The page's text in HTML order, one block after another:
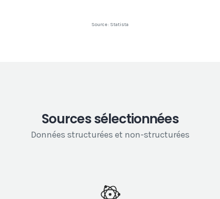
Source : Statista
Sources sélectionnées
Données structurées et non-structurées